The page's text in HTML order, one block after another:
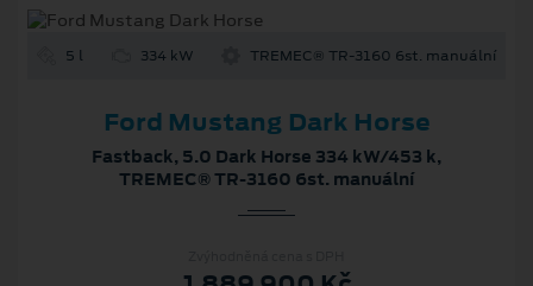
5 l 334 kW TREMEC® TR-3160 6st. manuální
Ford Mustang Dark Horse
Fastback, 5.0 Dark Horse 334 kW/453 k,
TREMEC® TR-3160 6st. manuální